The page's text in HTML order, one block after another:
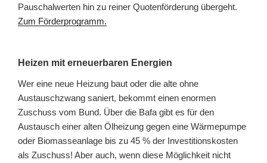
Pauschalwerten hin zu reiner Quotenförderung übergeht.
Zum Förderprogramm.
Heizen mit erneuerbaren Energien
Wer eine neue Heizung baut oder die alte ohne
Austauschzwang saniert, bekommt einen enormen
Zuschuss vom Bund. Über die Bafa gibt es für den
Austausch einer alten Ölheizung gegen eine Wärmepumpe
oder Biomasseanlage bis zu 45 % der Investitionskosten
als Zuschuss! Aber auch, wenn diese Möglichkeit nicht